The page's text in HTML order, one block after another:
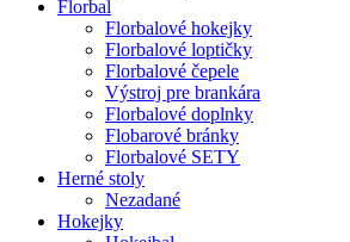
Florbal
Florbalové hokejky
Florbalové loptičky
Florbalové čepele
Výstroj pre brankára
Florbalové doplnky
Flobarové bránky
Florbalové SETY
Herné stoly
Nezadané
Hokejky